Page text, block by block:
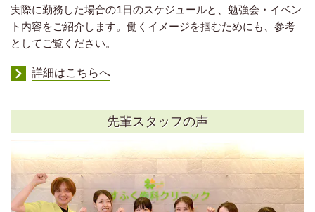
実際に勤務した場合の1日のスケジュールと、勉強会・イベン
ト内容をご紹介します。働くイメージを掴むためにも、参考
としてご覧ください。
詳細はこちらへ
先輩スタッフの声